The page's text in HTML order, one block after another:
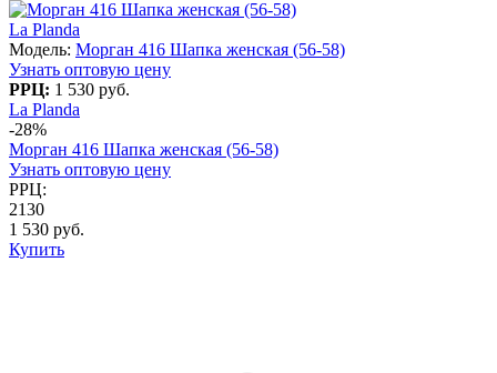
La Planda
Модель: Морган 416 Шапка женская (56-58)
Узнать оптовую цену
РРЦ: 1 530 руб.
La Planda
-28%
Морган 416 Шапка женская (56-58)
Узнать оптовую цену
РРЦ:
2130
1 530 руб.
Купить